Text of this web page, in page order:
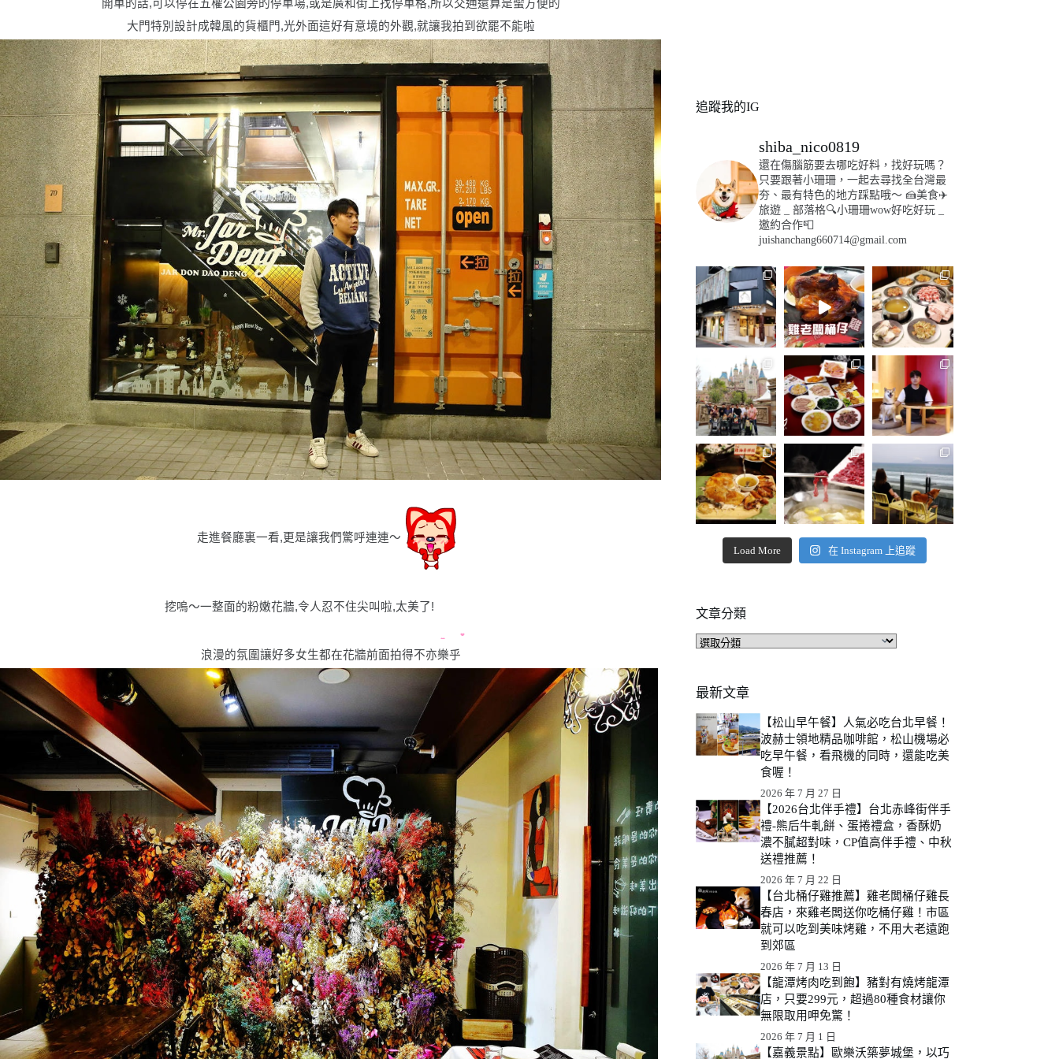
開車的話,可以停在五權公園旁的停車場,或是廣和街上找停車格,所以交通還算是蠻方便的
大門特別設計成韓風的貨櫃門,光外面這好有意境的外觀,就讓我拍到欲罷不能啦
走進餐廳裏一看,更是讓我們驚呼連連〜
挖嗚〜一整面的粉嫩花牆,令人忍不住尖叫啦,太美了!
浪漫的氛圍讓好多女生都在花牆前面拍得不亦樂乎
追蹤我的IG
shiba_nico0819
還在傷腦筋要去哪吃好料，找好玩嗎？
只要跟著小珊珊，一起去尋找全台灣最
夯、最有特色的地方踩點哦～ 🍰美食✈️
旅遊
部落格🔍小珊珊wow好吃好玩
邀約合作📮
juishanchang660714@gmail.com
Load More 在 Instagram 上追蹤
文章分類
文
類
最新文章
【松山早午餐】人氣必吃台北早餐！
波赫士領地精品咖啡館，松山機場必
吃早午餐，看飛機的同時，還能吃美
食喔！
2026 年 7 月 27 日
【2026台北伴手禮】台北赤峰街伴手
禮-熊后牛軋餅、蛋捲禮盒，香酥奶
濃不膩超對味，CP值高伴手禮、中秋
送禮推薦！
2026 年 7 月 22 日
【台北桶仔雞推薦】雞老闆桶仔雞長
春店，來雞老闆送你吃桶仔雞！市區
就可以吃到美味烤雞，不用大老遠跑
到郊區
2026 年 7 月 13 日
【龍潭烤肉吃到飽】豬對有燒烤龍潭
店，只要299元，超過80種食材讓你
無限取用呷免驚！
2026 年 7 月 1 日
【嘉義景點】歐樂沃築夢城堡，以巧